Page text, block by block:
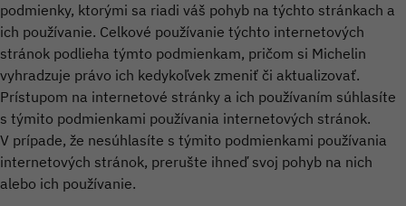
podmienky, ktorými sa riadi váš pohyb na týchto stránkach a
ich používanie. Celkové používanie týchto internetových
stránok podlieha týmto podmienkam, pričom si Michelin
vyhradzuje právo ich kedykoľvek zmeniť či aktualizovať.
Prístupom na internetové stránky a ich používaním súhlasíte
s týmito podmienkami používania internetových stránok.
V prípade, že nesúhlasíte s týmito podmienkami používania
internetových stránok, prerušte ihneď svoj pohyb na nich
alebo ich používanie.